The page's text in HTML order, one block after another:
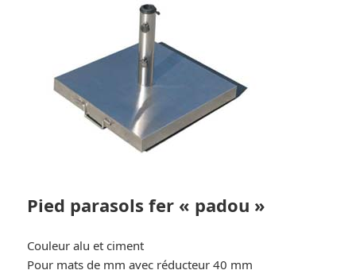
Pied parasols fer « padou »
Couleur alu et ciment
Pour mats de mm avec réducteur 40 mm